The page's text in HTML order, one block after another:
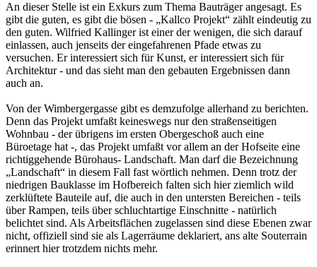
An dieser Stelle ist ein Exkurs zum Thema Bauträger angesagt. Es
gibt die guten, es gibt die bösen - „Kallco Projekt“ zählt eindeutig zu
den guten. Wilfried Kallinger ist einer der wenigen, die sich darauf
einlassen, auch jenseits der eingefahrenen Pfade etwas zu
versuchen. Er interessiert sich für Kunst, er interessiert sich für
Architektur - und das sieht man den gebauten Ergebnissen dann
auch an.
Von der Wimbergergasse gibt es demzufolge allerhand zu berichten.
Denn das Projekt umfaßt keineswegs nur den straßenseitigen
Wohnbau - der übrigens im ersten Obergeschoß auch eine
Büroetage hat -, das Projekt umfaßt vor allem an der Hofseite eine
richtiggehende Bürohaus- Landschaft. Man darf die Bezeichnung
„Landschaft“ in diesem Fall fast wörtlich nehmen. Denn trotz der
niedrigen Bauklasse im Hofbereich falten sich hier ziemlich wild
zerklüftete Bauteile auf, die auch in den untersten Bereichen - teils
über Rampen, teils über schluchtartige Einschnitte - natürlich
belichtet sind. Als Arbeitsflächen zugelassen sind diese Ebenen zwar
nicht, offiziell sind sie als Lagerräume deklariert, ans alte Souterrain
erinnert hier trotzdem nichts mehr.